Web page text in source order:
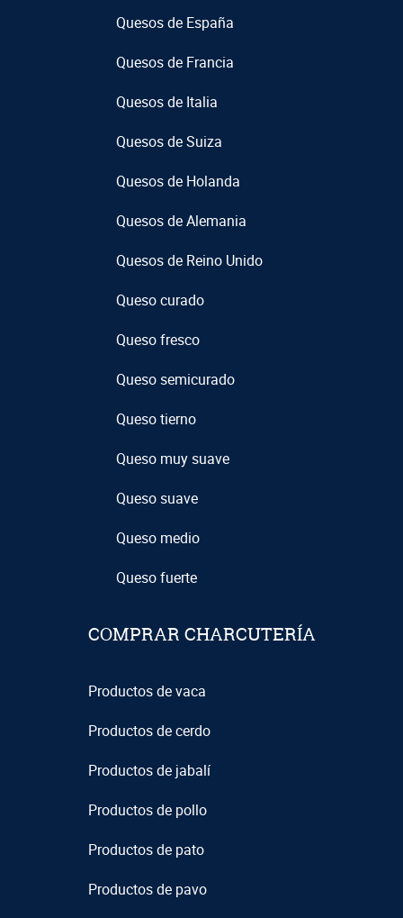
Quesos de España
Quesos de Francia
Quesos de Italia
Quesos de Suiza
Quesos de Holanda
Quesos de Alemania
Quesos de Reino Unido
Queso curado
Queso fresco
Queso semicurado
Queso tierno
Queso muy suave
Queso suave
Queso medio
Queso fuerte
COMPRAR CHARCUTERÍA
Productos de vaca
Productos de cerdo
Productos de jabalí
Productos de pollo
Productos de pato
Productos de pavo